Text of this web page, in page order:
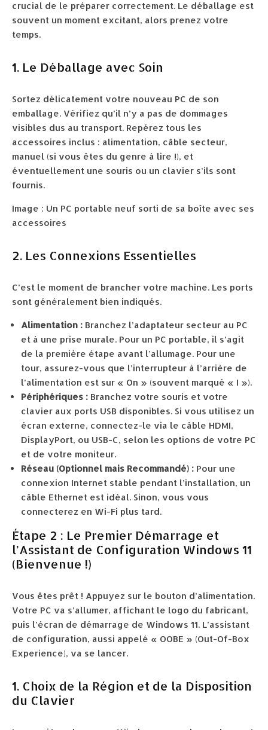
crucial de le préparer correctement. Le déballage est
souvent un moment excitant, alors prenez votre
temps.
1. Le Déballage avec Soin
Sortez délicatement votre nouveau PC de son
emballage. Vérifiez qu’il n’y a pas de dommages
visibles dus au transport. Repérez tous les
accessoires inclus : alimentation, câble secteur,
manuel (si vous êtes du genre à lire !), et
éventuellement une souris ou un clavier s’ils sont
fournis.
Image : Un PC portable neuf sorti de sa boîte avec ses
accessoires
2. Les Connexions Essentielles
C’est le moment de brancher votre machine. Les ports
sont généralement bien indiqués.
Alimentation : Branchez l’adaptateur secteur au PC
et à une prise murale. Pour un PC portable, il s’agit
de la première étape avant l’allumage. Pour une
tour, assurez-vous que l’interrupteur à l’arrière de
l’alimentation est sur « On » (souvent marqué « I »).
Périphériques : Branchez votre souris et votre
clavier aux ports USB disponibles. Si vous utilisez un
écran externe, connectez-le via le câble HDMI,
DisplayPort, ou USB-C, selon les options de votre PC
et de votre moniteur.
Réseau (Optionnel mais Recommandé) : Pour une
connexion Internet stable pendant l’installation, un
câble Ethernet est idéal. Sinon, vous vous
connecterez en Wi-Fi plus tard.
Étape 2 : Le Premier Démarrage et
l’Assistant de Configuration Windows 11
(Bienvenue !)
Vous êtes prêt ! Appuyez sur le bouton d’alimentation.
Votre PC va s’allumer, affichant le logo du fabricant,
puis l’écran de démarrage de Windows 11. L’assistant
de configuration, aussi appelé « OOBE » (Out-Of-Box
Experience), va se lancer.
1. Choix de la Région et de la Disposition
du Clavier